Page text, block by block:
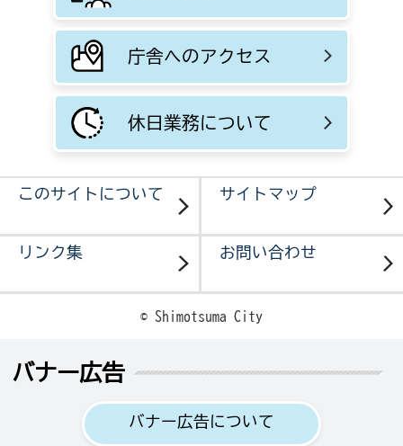
庁舎へのアクセス
休日業務について
このサイトについて サイトマップ
リンク集 お問い合わせ
© Shimotsuma City
バナー広告
バナー広告について